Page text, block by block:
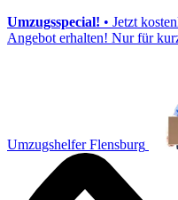
Umzugsspecial! • Jetzt
Angebot erhalten! Nur für
Umzugshelfer Flensburg